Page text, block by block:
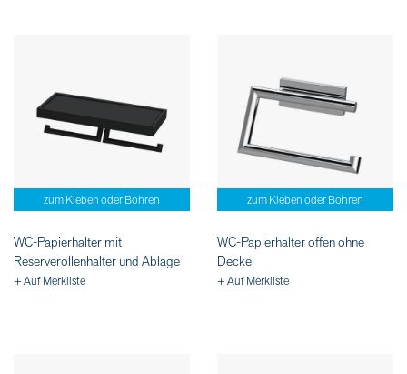
zum Kleben oder Bohren
WC-Papierhalter mit
Reserverollenhalter und Ablage
+ Auf Merkliste
zum Kleben oder Bohren
WC-Papierhalter offen ohne
Deckel
+ Auf Merkliste